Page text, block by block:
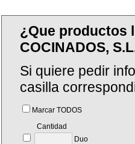
¿Que productos
COCINADOS,
Si quiere pedir
casilla
Marcar TODOS
Cantidad
Duo